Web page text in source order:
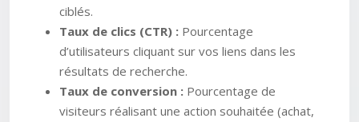
ciblés.
Taux de clics (CTR) : Pourcentage
d’utilisateurs cliquant sur vos liens dans les
résultats de recherche.
Taux de conversion : Pourcentage de
visiteurs réalisant une action souhaitée (achat,